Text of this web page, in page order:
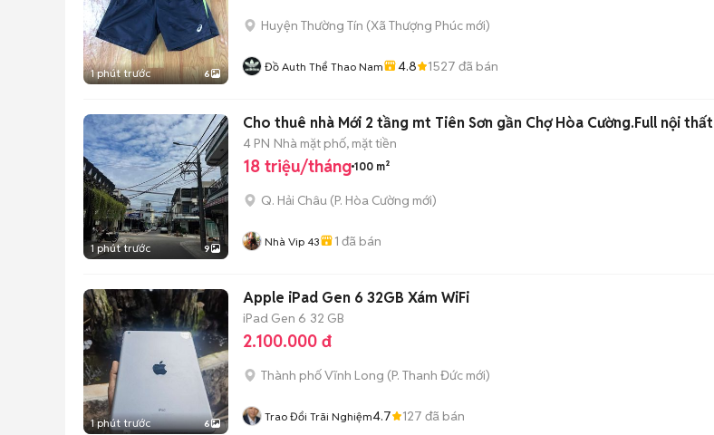
1 phút trước 6
Huyện Thường Tín (Xã Thượng Phúc mới)
Đồ Auth Thể Thao Nam 4.8 1527 đã bán
1 phút trước 9
Cho thuê nhà Mới 2 tầng mt Tiên Sơn gần Chợ Hòa Cường.Full nội thất
4 PN Nhà mặt phố, mặt tiền
18 triệu/tháng 100 m²
Q. Hải Châu (P. Hòa Cường mới)
Nhà Vip 43 1 đã bán
1 phút trước 6
Apple iPad Gen 6 32GB Xám WiFi
iPad Gen 6 32 GB
2.100.000 đ
Thành phố Vĩnh Long (P. Thanh Đức mới)
Trao Đổi Trãi Nghiệm4.7 127 đã bán